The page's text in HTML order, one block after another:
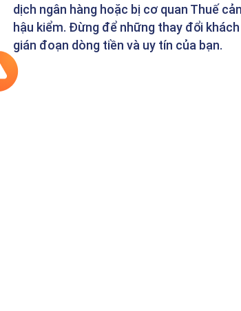
dịch ngân hàng hoặc bị cơ quan Thuế
hậu kiểm. Đừng để những thay đổi
gián đoạn dòng tiền và uy tín của bạn.